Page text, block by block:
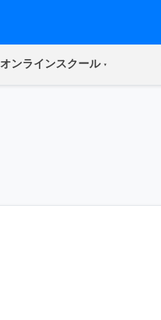
オンラインスクール(current)